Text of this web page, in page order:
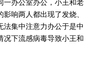
一办公室办公，小王和老
响两人都出现了发烧、
法集中注意力办公于是中
况下流感病毒导致小王和